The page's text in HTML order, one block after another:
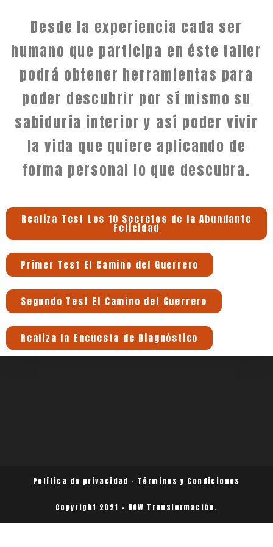
Desde la experiencia cada ser
humano que participa en éste taller
podrá obtener herramientas para
poder descubrir por sí mismo su
sabiduría interior y así poder vivir
la vida que quiere aplicando de
forma personal lo que descubra.
Realiza Test Los 10 Secretos de la Abundante
Felicidad
Primer Test El Camino del Guerrero
Segundo Test El Camino del Guerrero
Realiza la Encuesta de Diagnóstico
Política de privacidad – Términos y Condiciones
Copyright 2021 - HOW Transformación.